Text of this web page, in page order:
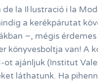
la Il·lustració i la
a kerékpárutat
−, mégis
könyvesboltja van! A
ajánljuk (Institut
láthatunk. Ha